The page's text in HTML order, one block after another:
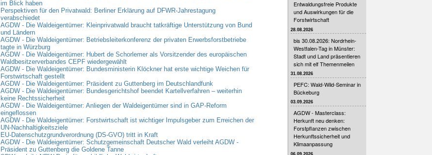
im Blick haben
Perspektiven für den Privatwald: Berliner Erklärung auf DFWR-Jahrestagung
verabschiedet
AGDW - Die Waldeigentümer: Kleinprivatwald braucht tatkräftige Unterstützung von Bund
und Ländern
AGDW - Die Waldeigentümer: Betriebsleiterkonferenz der privaten Erwerbsforstbetriebe
tagte in Würzburg
AGDW - Die Waldeigentümer: Hubert de Schorlemer als Vorsitzender des europäischen
Waldbesitzerverbandes CEPF wiedergewählt
AGDW - Die Waldeigentümer: Bundesministerin Klöckner hat erste wichtige Weichen für
Forstwirtschaft gestellt
AGDW - Die Waldeigentümer: Präsident zu Guttenberg im Deutschlandfunk
AGDW - Die Waldeigentümer: Bundesgerichtshof beendet Kartellverfahren – weiterhin
keine Rechtssicherheit
AGDW - Die Waldeigentümer: Anliegen der Waldeigentümer sind in GAP-Reform
eingeflossen
AGDW - Die Waldeigentümer: Forstwirtschaft ist wichtiger Impulsgeber zum Erreichen der
UN-Nachhaltigkeitsziele
EU-Datenschutzgrundverordnung (DS-GVO) tritt in Kraft
AGDW - Die Waldeigentümer: Schutzgemeinschaft Deutscher Wald verleiht AGDW -
Präsident zu Guttenberg die Goldene Tanne
Entwaldungsfreie Produkte
und Auswirkungen für die
Forstwirtschaft
28.08.2026
bis 30.08.2026: Nordrhein-
Westfalen-Tag in Münster:
Stadt und Land präsentieren
sich mit elf Themenmeilen
31.08.2026
PEFC: Wald-Wild-Seminar in
Bückeburg
03.09.2026
AGDW - Masterclass:
Herkunft neu denken:
Forstpflanzen zwischen
Herkunftssicherheit und
Klimaanpassung
06.09.2026